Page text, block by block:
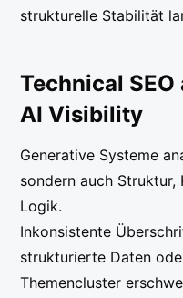
strukturelle Stabilität
Technical
AI Visibility
Generative Systeme
sondern auch Struktur,
Logik.
Inkonsistente
strukturierte Daten
Themencluster